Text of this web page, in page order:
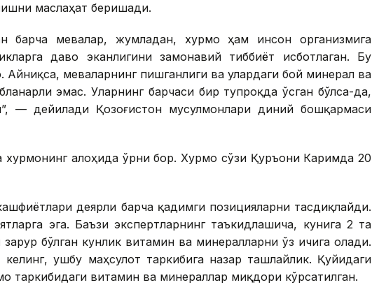
маслаҳат беришади.
барча мевалар, жумладан, хурмо ҳам инсон организмига
даво эканлигини замонавий тиббиёт исботлаган. Бу
Айниқса, меваларнинг пишганлиги ва улардаги бой минерал ва
эмас. Уларнинг барчаси бир тупроқда ўсган бўлса-да,
— дейилади Қозоғистон мусулмонлари диний бошқармаси
хурмонинг алоҳида ўрни бор. Хурмо сўзи Қуръони Каримда 20
деярли барча қадимги позицияларни тасдиқлайди.
эга. Баъзи экспертларнинг таъкидлашича, кунига 2 та
бўлган кунлик витамин ва минералларни ўз ичига олади.
ушбу маҳсулот таркибига назар ташлайлик. Қуйидаги
таркибидаги витамин ва минераллар миқдори кўрсатилган.